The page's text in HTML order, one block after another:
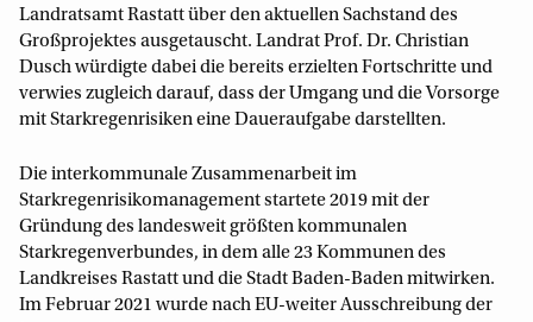
Landratsamt Rastatt über den aktuellen Sachstand des
Großprojektes ausgetauscht. Landrat Prof. Dr. Christian
Dusch würdigte dabei die bereits erzielten Fortschritte und
verwies zugleich darauf, dass der Umgang und die Vorsorge
mit Starkregenrisiken eine Daueraufgabe darstellten.
Die interkommunale Zusammenarbeit im
Starkregenrisikomanagement startete 2019 mit der
Gründung des landesweit größten kommunalen
Starkregenverbundes, in dem alle 23 Kommunen des
Landkreises Rastatt und die Stadt Baden-Baden mitwirken.
Im Februar 2021 wurde nach EU-weiter Ausschreibung der